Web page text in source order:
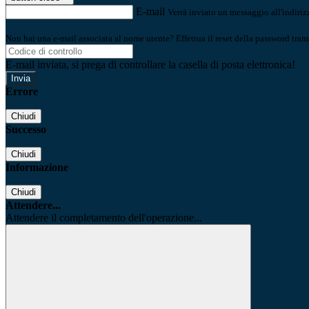
E-mail Verrà inviato un messaggio
Non hai una e-mail associata al nome utente? Effettua il reset della password
E-mail inviata, si prega di controllare la casella di posta elettronica!
Errore
Chiudi
Successo
Chiudi
Informazione
Chiudi
Attendere...
Attendere il completamento dell'operazione...